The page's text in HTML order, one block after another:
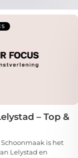
– Top &
is het
Lelystad en